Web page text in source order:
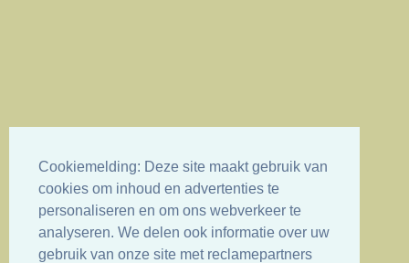
Cookiemelding: Deze site maakt gebruik van
cookies om inhoud en advertenties te
personaliseren en om ons webverkeer te
analyseren. We delen ook informatie over uw
gebruik van onze site met reclamepartners